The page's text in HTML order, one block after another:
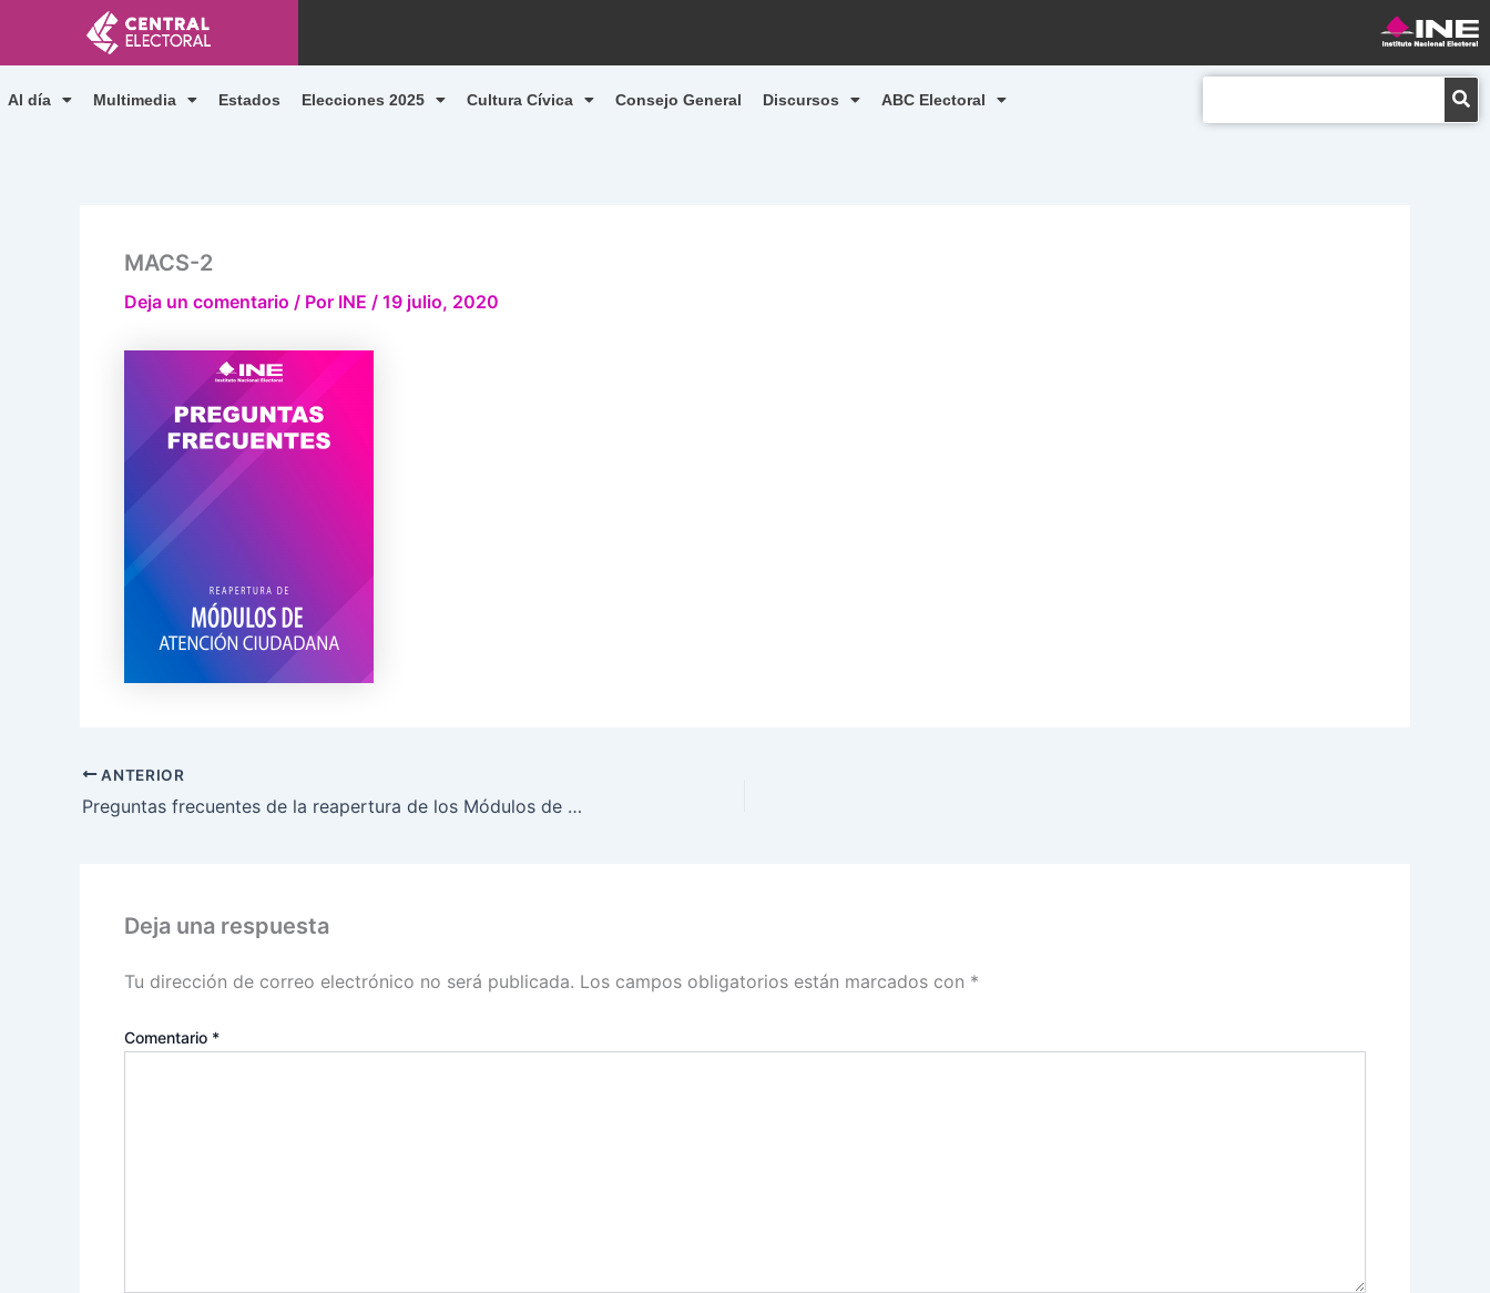
contenido
Al día Multimedia Estados Elecciones 2025 Cultura Cívica Consejo General Discursos ABC Electoral
MACS-2
Deja un comentario / Por INE / 19 julio, 2020
ANTERIOR
Preguntas frecuentes de la reapertura de los Módulos de Atención Ciudadana
Deja una respuesta
Tu dirección de correo electrónico no será publicada. Los campos obligatorios están marcados con *
Comentario *